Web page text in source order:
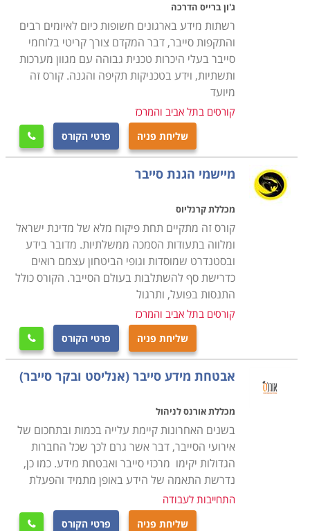
מטבע הדברים, לימודי סייבר הינם חוד החנית של ענף
ההיי-טק, והם מושכים אליהם את הטובים ביותר. למעשה,
הפך מקצוע הסייבר לחלון הראווה של ההיי-טק הישראלי.
הלימודים עצמם אורכים כשנה ובסופם תהיה בידכם תעודה
מבוקשת ביותר ומקצוע נחשק אשר יבטיח לכם הכנסה נאה.
ניתן למצוא קורסי אבטחת מידע וסייבר בכל רחבי הארץ
במגוון רחב של מכללות.
ג'ון ברייס הדרכה
רשתות מידע בארגונים חשופות כיום לאיומים רבים
והתקפות סייבר, דבר המקדם צורך קריטי בלוחמי
סייבר בעלי היכרות טכנית גבוהה עם מגוון מערכות
ותשתיות, וידע בטכניקות תקיפה והגנה. קורס זה
מיועד
קורסים בתל אביב והמרכז
שליחת פניה פרטי הקורס 
מיישמי הגנת סייבר
מכללת קרנליוס
קורס זה מתקיים תחת פיקוח מלא של מדינת ישראל
ומלווה בתעודות הסמכה ממשלתיות. מדובר בידע
ובסטנדרט שמוסדות וגופי הביטחון עצמם רואים
כדרישת סף להשתלבות בעולם הסייבר. הקורס כולל
התנסות בפועל, ותרגול
קורסים בתל אביב והמרכז
שליחת פניה פרטי הקורס 
אבטחת מידע סייבר (אנליסט ובקר סייבר)
מכללת אורנס לניהול
בשנים האחרונות קיימת עלייה בכמות ובתחכום של
אירועי הסייבר, דבר אשר גרם לכך שכל החברות
הגדולות יקימו מרכזי סייבר ואבטחת מידע. כמו כן,
נדרשת התאמה של הידע באופן מתמיד והפעלת
התחייבות לעבודה
שליחת פניה פרטי הקורס 